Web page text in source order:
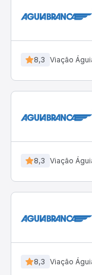
8,3 Viação
8,3 Viação
8,3 Viação